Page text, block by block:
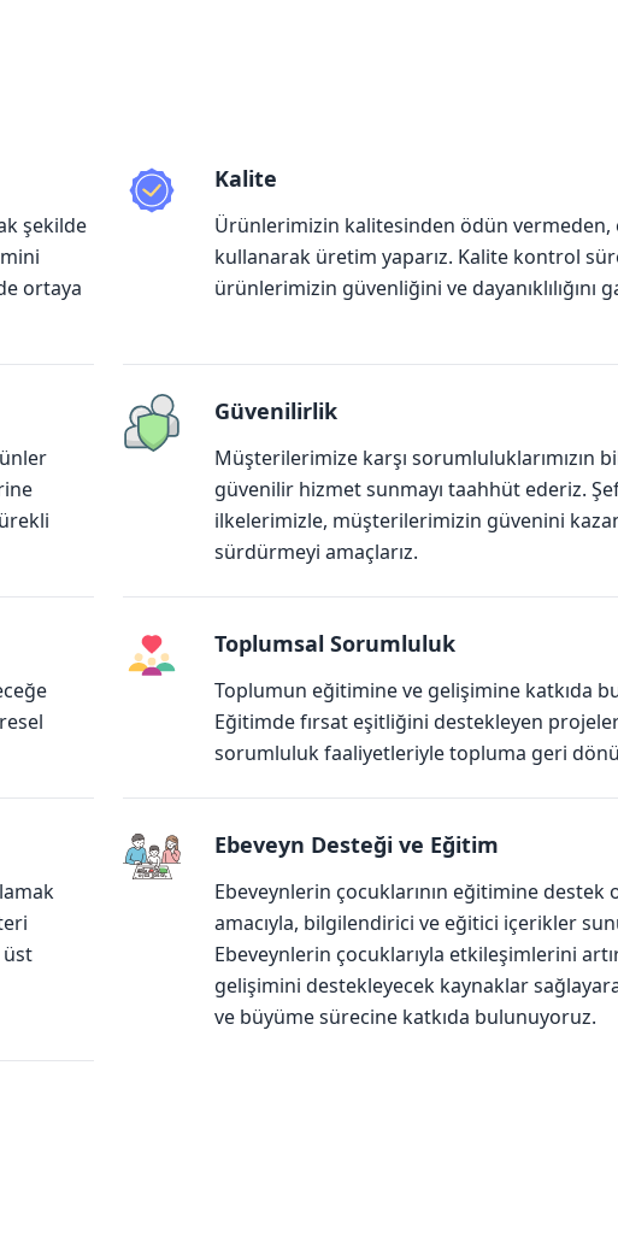
şekilde
ortaya
Kalite
Ürünlerimizin kalitesinden ödün vermeden,
kullanarak üretim yaparız. Kalite kontrol
ürünlerimizin güvenliğini ve dayanıklılığını
Güvenilirlik
Müşterilerimize karşı sorumluluklarımızın
güvenilir hizmet sunmayı taahhüt ederiz.
ilkelerimizle, müşterilerimizin güvenini
sürdürmeyi amaçlarız.
Toplumsal Sorumluluk
Toplumun eğitimine ve gelişimine katkıda
Eğitimde fırsat eşitliğini destekleyen
sorumluluk faaliyetleriyle topluma geri
Ebeveyn Desteği ve Eğitim
Ebeveynlerin çocuklarının eğitimine destek
amacıyla, bilgilendirici ve eğitici içerikler
Ebeveynlerin çocuklarıyla etkileşimlerini
gelişimini destekleyecek kaynaklar
ve büyüme sürecine katkıda bulunuyoruz.